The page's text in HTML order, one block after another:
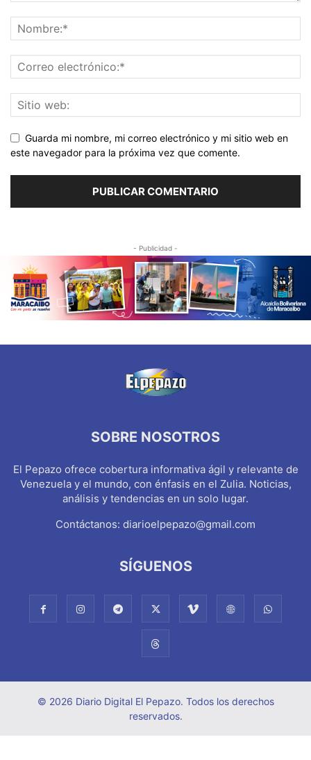
Guarda mi nombre, mi correo electrónico y mi sitio web en
este navegador para la próxima vez que comente.
- Publicidad -
SOBRE NOSOTROS
El Pepazo ofrece cobertura informativa ágil y relevante de
Venezuela y el mundo, con énfasis en el Zulia. Noticias,
análisis y tendencias en un solo lugar.
Contáctanos: diarioelpepazo@gmail.com
SÍGUENOS
© 2026 Diario Digital El Pepazo. Todos los derechos
reservados.